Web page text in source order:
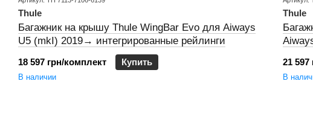
Thule
Багажник на крышу Thule WingBar Evo для Aiways
U5 (mkI) 2019→ интегрированные рейлинги
18 597 грн/комплект Купить
В наличии
Thule
21 597
В